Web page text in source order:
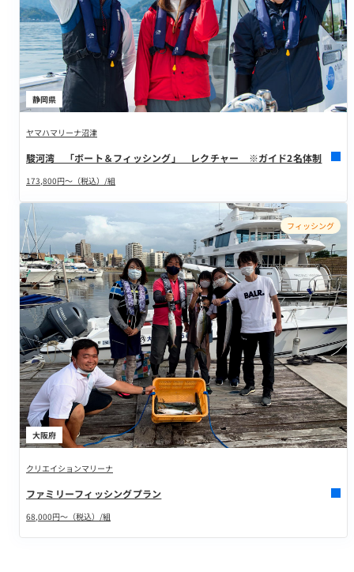
静岡県
ヤマハマリーナ沼津
駿河湾 「ボート＆フィッシング」 レクチャー ※ガイド2名体制
173,800円～（税込）/組
フィッシング
大阪府
クリエイションマリーナ
ファミリーフィッシングプラン
68,000円～（税込）/組